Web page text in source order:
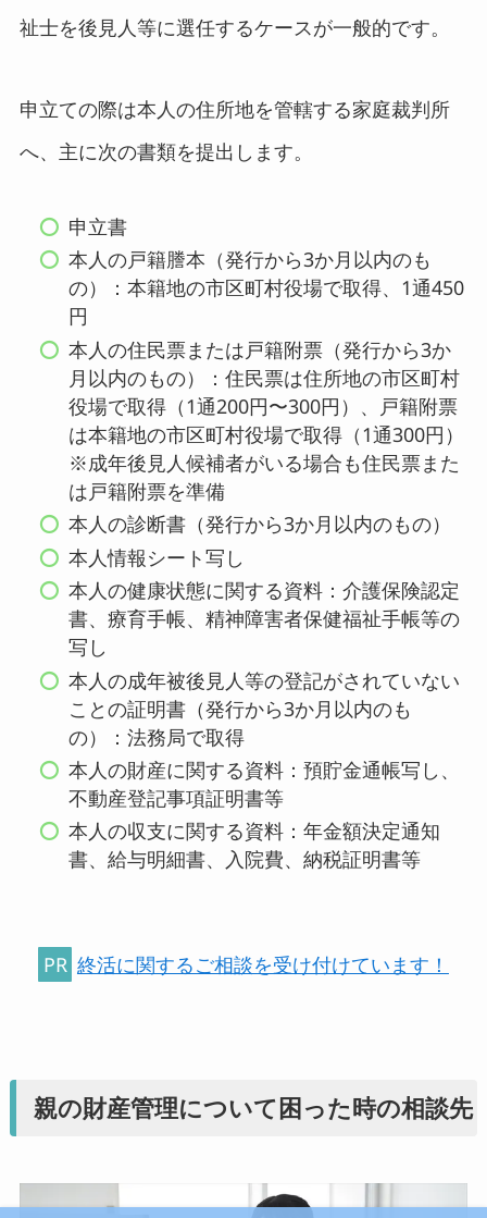
祉士を後見人等に選任するケースが一般的です。
申立ての際は本人の住所地を管轄する家庭裁判所
へ、主に次の書類を提出します。
申立書
本人の戸籍謄本（発行から3か月以内のも
の）：本籍地の市区町村役場で取得、1通450
円
本人の住民票または戸籍附票（発行から3か
月以内のもの）：住民票は住所地の市区町村
役場で取得（1通200円〜300円）、戸籍附票
は本籍地の市区町村役場で取得（1通300円）
※成年後見人候補者がいる場合も住民票また
は戸籍附票を準備
本人の診断書（発行から3か月以内のもの）
本人情報シート写し
本人の健康状態に関する資料：介護保険認定
書、療育手帳、精神障害者保健福祉手帳等の
写し
本人の成年被後見人等の登記がされていない
ことの証明書（発行から3か月以内のも
の）：法務局で取得
本人の財産に関する資料：預貯金通帳写し、
不動産登記事項証明書等
本人の収支に関する資料：年金額決定通知
書、給与明細書、入院費、納税証明書等
PR 終活に関するご相談を受け付けています！
親の財産管理について困った時の相談先